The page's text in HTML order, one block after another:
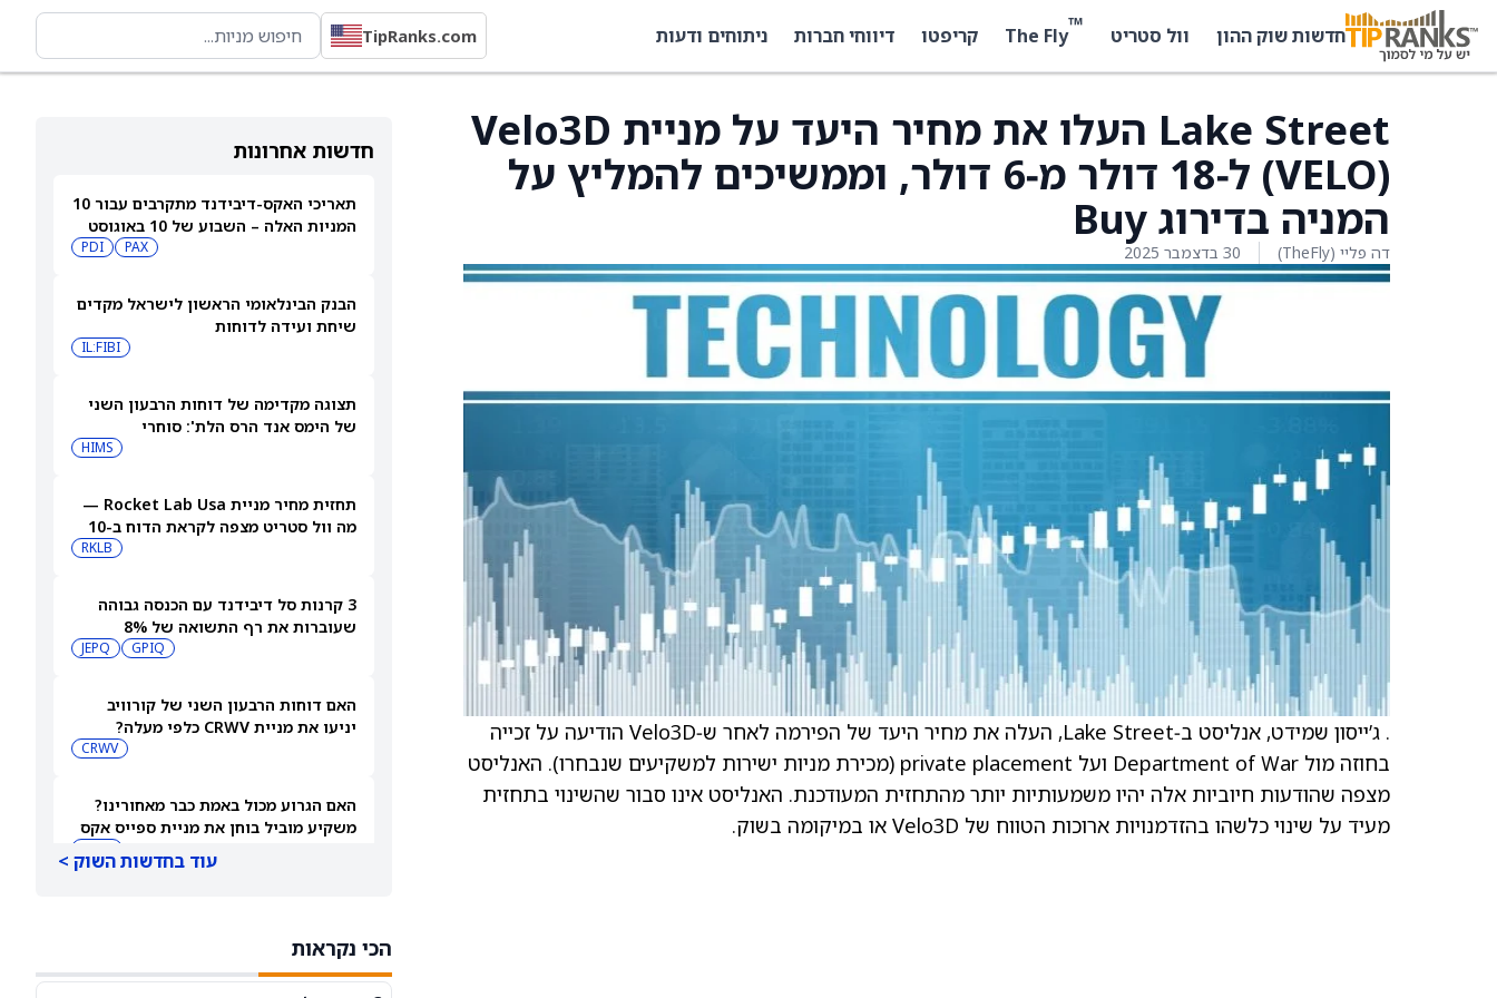
חדשות שוק ההון וול סטריט ™
The Fly קריפטו דיווחי חברות ניתוחים ודעות TipRanks.com
חדשות אחרונות
תאריכי האקס-דיבידנד מתקרבים עבור 10
המניות האלה – השבוע של 10 באוגוסט
PAX
PDI
הבנק הבינלאומי הראשון לישראל מקדים
שיחת ועידה לדוחות
IL:FIBI
תצוגה מקדימה של דוחות הרבעון השני
של הימס אנד הרס הלת': סוחרי
האופציות נערכים לתנועה של 14.5%HIMS
תחזית מחיר מניית Rocket Lab Usa —
מה וול סטריט מצפה לקראת הדוח ב-10
RKLB
3 קרנות סל דיבידנד עם הכנסה גבוהה
שעוברות את רף התשואה של 8%
GPIQ
JEPQ
האם דוחות הרבעון השני של קורוויב
יניעו את מניית CRWV כלפי מעלה?
CRWV
האם הגרוע מכול באמת כבר מאחורינו?
משקיע מוביל בוחן את מניית ספייס אקס
עוד בחדשות השוק >
הכי נקראות
Lake Street העלו את מחיר היעד על מניית Velo3D
‏(VELO) ל‑18 דולר מ‑6 דולר, וממשיכים להמליץ על
המניה בדירוג Buy
דה פליי (TheFly) 30 בדצמבר 2025
. ג’ייסון שמידט, אנליסט ב‑Lake Street, העלה את מחיר היעד של הפירמה לאחר ש‑Velo3D הודיעה על זכייה
בחוזה מול Department of War ועל private placement (מכירת מניות ישירות למשקיעים שנבחרו). האנליסט
מצפה שהודעות חיוביות אלה יהיו משמעותיות יותר מהתחזית המעודכנת. האנליסט אינו סבור שהשינוי בתחזית
מעיד על שינוי כלשהו בהזדמנויות ארוכות הטווח של Velo3D או במיקומה בשוק.